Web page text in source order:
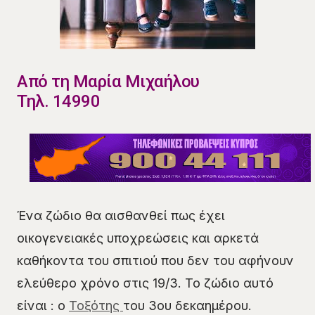
Από τη Μαρία Μιχαήλου
Τηλ. 14990
Ένα ζώδιο θα αισθανθεί πως έχει
οικογενειακές υποχρεώσεις και αρκετά
καθήκοντα του σπιτιού που δεν του αφήνουν
ελεύθερο χρόνο στις 19/3. Το ζώδιο αυτό
είναι : ο Τοξότης του 3ου δεκαημέρου.